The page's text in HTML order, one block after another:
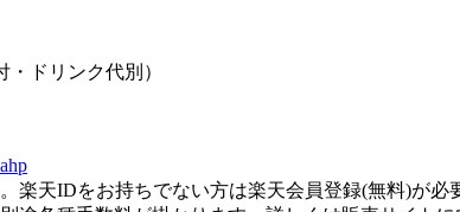
ドリンク代別）
楽天IDをお持ちでない方は楽天会員登録(無料)が